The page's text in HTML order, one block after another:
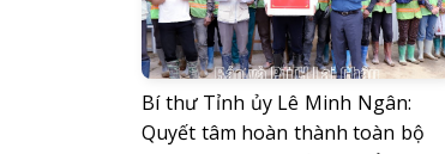
Bí thư Tỉnh ủy Lê Minh Ngân:
Quyết tâm hoàn thành toàn bộ